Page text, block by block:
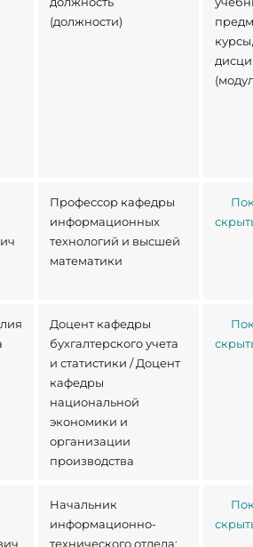
(должности)
курсы,
Профессор кафедры
информационных
технологий и высшей
математики
Доцент кафедры
бухгалтерского учета
и статистики / Доцент
кафедры
национальной
экономики и
организации
производства
Начальник
информационно-
технического отдела;